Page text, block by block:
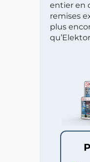
entier en
remises
plus